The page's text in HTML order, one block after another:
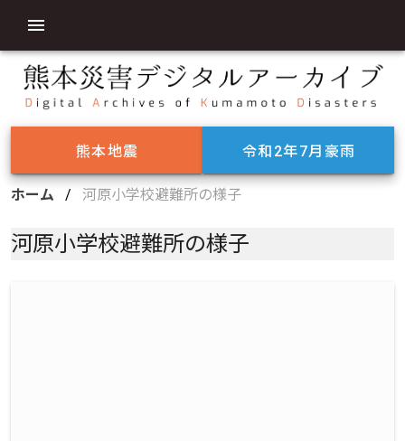
熊本地震 令和2年7月豪雨
ホーム / 河原小学校避難所の様子
河原小学校避難所の様子